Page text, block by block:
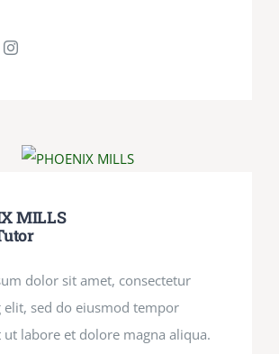
MILLS
dolor sit amet, consectetur
elit, sed do eiusmod tempor
labore et dolore magna aliqua.